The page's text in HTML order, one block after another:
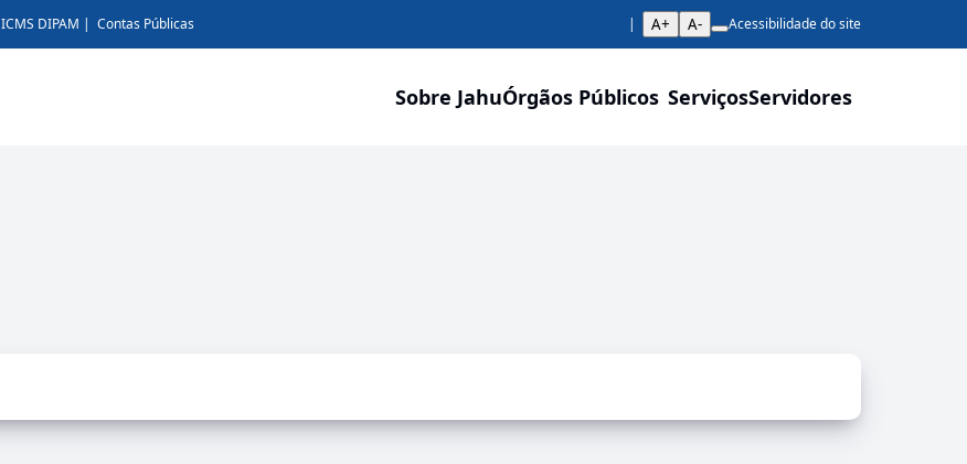
ICMS DIPAM Contas Públicas A+ A- Acessibilidade do site
Sobre JahuÓrgãos Públicos ServiçosServidores